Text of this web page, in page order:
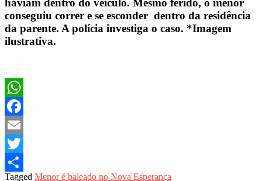
conseguiu correr e se esconder dentro da residência
da parente. A polícia investiga o caso. *Imagem
ilustrativa.
WhatsApp
Facebook
Email
Twitter
Tagged Menor é baleado no Nova Esperança